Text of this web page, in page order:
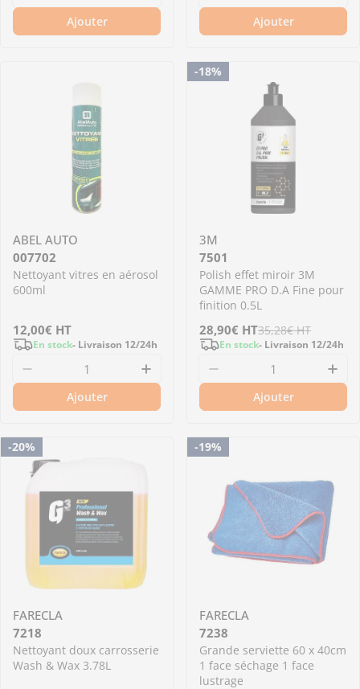
vente
Diminuer la quantité pour 7202 - Spray
Augmenter la quantité pour
Ajouter
Diminuer la
Ajouter
ABEL AUTO
007702
Nettoyant vitres en aérosol
600ml
Prix
régulier
12,00€ HT
En stock- Livraison 12/24h
Diminuer la quantité pour 007702 -
Augmenter la quantité pour
Ajouter
-18%
3M
7501
Polish effet miroir 3M
GAMME PRO D.A Fine pour
finition 0.5L
Prix
de
vente
28,90€ HT
Prix
régulier
35,28€HT
En stock- Livraison 12/24h
Diminuer la
Ajouter
-20%
FARECLA
7218
Nettoyant doux carrosserie
Wash & Wax 3.78L
-19%
FARECLA
7238
Grande serviette 60 x 40cm
1 face séchage 1 face
lustrage